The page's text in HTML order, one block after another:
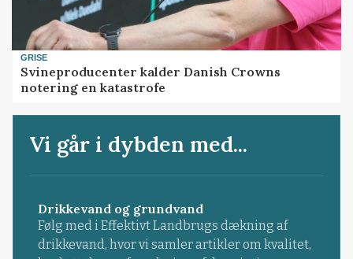
GRISE
Svineproducenter kalder Danish Crowns
notering en katastrofe
Vi går i dybden med...
Drikkevand og grundvand
Følg med i Effektivt Landbrugs dækning af
drikkevand, hvor vi samler artikler om kvalitet,